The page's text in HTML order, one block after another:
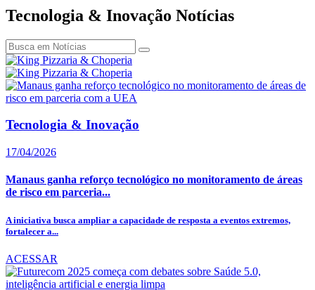
Tecnologia & Inovação Notícias
Tecnologia & Inovação
17/04/2026
Manaus ganha reforço tecnológico no monitoramento de áreas
de risco em parceria...
A iniciativa busca ampliar a capacidade de resposta a eventos extremos,
fortalecer a...
ACESSAR